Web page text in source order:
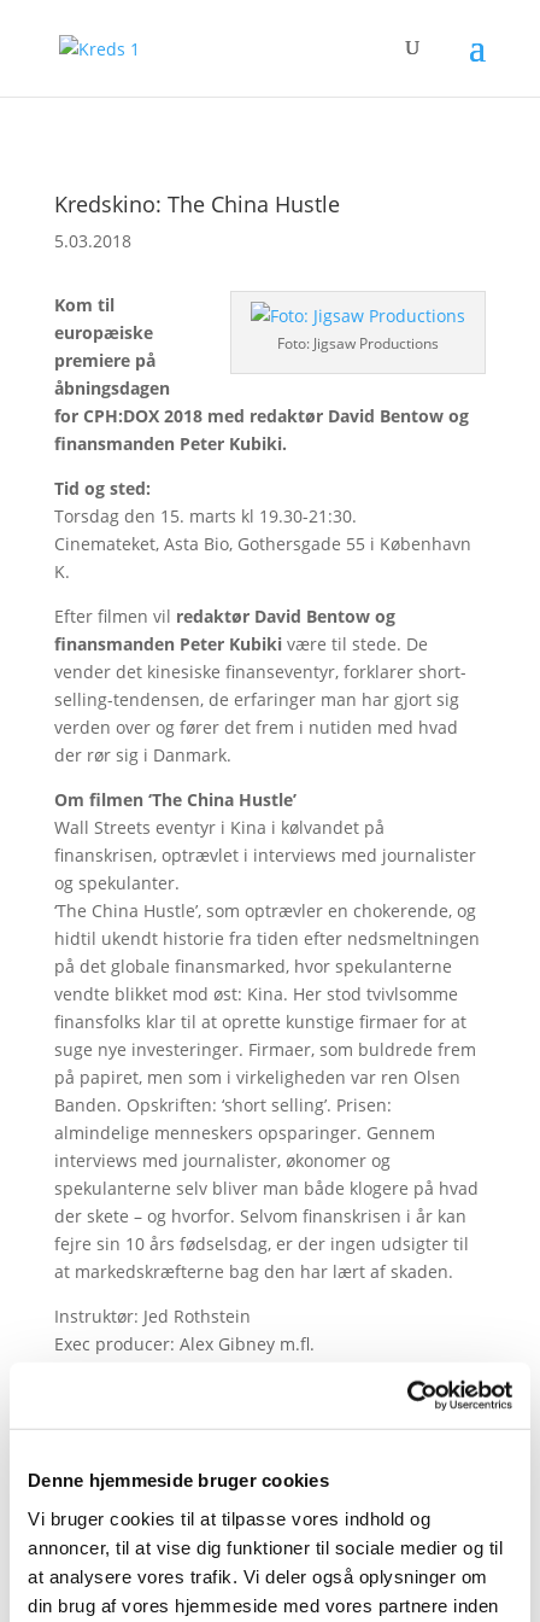
Denne hjemmeside bruger cookies
Vi bruger cookies til at tilpasse vores indhold og
annoncer, til at vise dig funktioner til sociale medier og til
at analysere vores trafik. Vi deler også oplysninger om
din brug af vores hjemmeside med vores partnere inden
Kredskino: The China Hustle
5.03.2018
Foto: Jigsaw Productions
Kom til
europæiske
premiere på
åbningsdagen
for CPH:DOX 2018 med redaktør David Bentow og
finansmanden Peter Kubiki.
Tid og sted:
Torsdag den 15. marts kl 19.30-21:30.
Cinemateket, Asta Bio, Gothersgade 55 i København
K.
Efter filmen vil redaktør David Bentow og
finansmanden Peter Kubikivære til stede. De
vender det kinesiske finanseventyr, forklarer short-
selling-tendensen, de erfaringer man har gjort sig
verden over og fører det frem i nutiden med hvad
der rør sig i Danmark.
Om filmen ‘The China Hustle’
Wall Streets eventyr i Kina i kølvandet på
finanskrisen, optrævlet i interviews med journalister
og spekulanter.
‘The China Hustle’, som optrævler en chokerende, og
hidtil ukendt historie fra tiden efter nedsmeltningen
på det globale finansmarked, hvor spekulanterne
vendte blikket mod øst: Kina. Her stod tvivlsomme
finansfolks klar til at oprette kunstige firmaer for at
suge nye investeringer. Firmaer, som buldrede frem
på papiret, men som i virkeligheden var ren Olsen
Banden. Opskriften: ‘short selling’. Prisen:
almindelige menneskers opsparinger. Gennem
interviews med journalister, økonomer og
spekulanterne selv bliver man både klogere på hvad
der skete – og hvorfor. Selvom finanskrisen i år kan
fejre sin 10 års fødselsdag, er der ingen udsigter til
at markedskræfterne bag den har lært af skaden.
Instruktør: Jed Rothstein
Exec producer: Alex Gibney m.fl.
David Bentow, redaktør FinansWatch:
David Bentow er uddannet på Danmarks
Journalisthøjskole i Aarhus i 1997. Sidenhen har
David Bentow udmærket sig som en af landets
dygtigste finansjournalister med ansættelser hos